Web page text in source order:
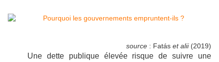
source : Fatás et alii(2019)
Une dette publique élevée risque de suivre une